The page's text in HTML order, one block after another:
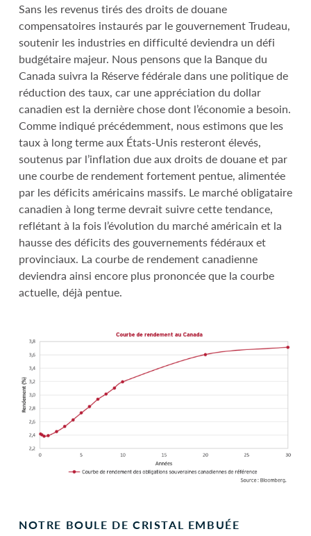
Sans les revenus tirés des droits de douane
compensatoires instaurés par le gouvernement Trudeau,
soutenir les industries en difficulté deviendra un défi
budgétaire majeur. Nous pensons que la Banque du
Canada suivra la Réserve fédérale dans une politique de
réduction des taux, car une appréciation du dollar
canadien est la dernière chose dont l’économie a besoin.
Comme indiqué précédemment, nous estimons que les
taux à long terme aux États-Unis resteront élevés,
soutenus par l’inflation due aux droits de douane et par
une courbe de rendement fortement pentue, alimentée
par les déficits américains massifs. Le marché obligataire
canadien à long terme devrait suivre cette tendance,
reflétant à la fois l’évolution du marché américain et la
hausse des déficits des gouvernements fédéraux et
provinciaux. La courbe de rendement canadienne
deviendra ainsi encore plus prononcée que la courbe
actuelle, déjà pentue.
NOTRE BOULE DE CRISTAL EMBUÉE